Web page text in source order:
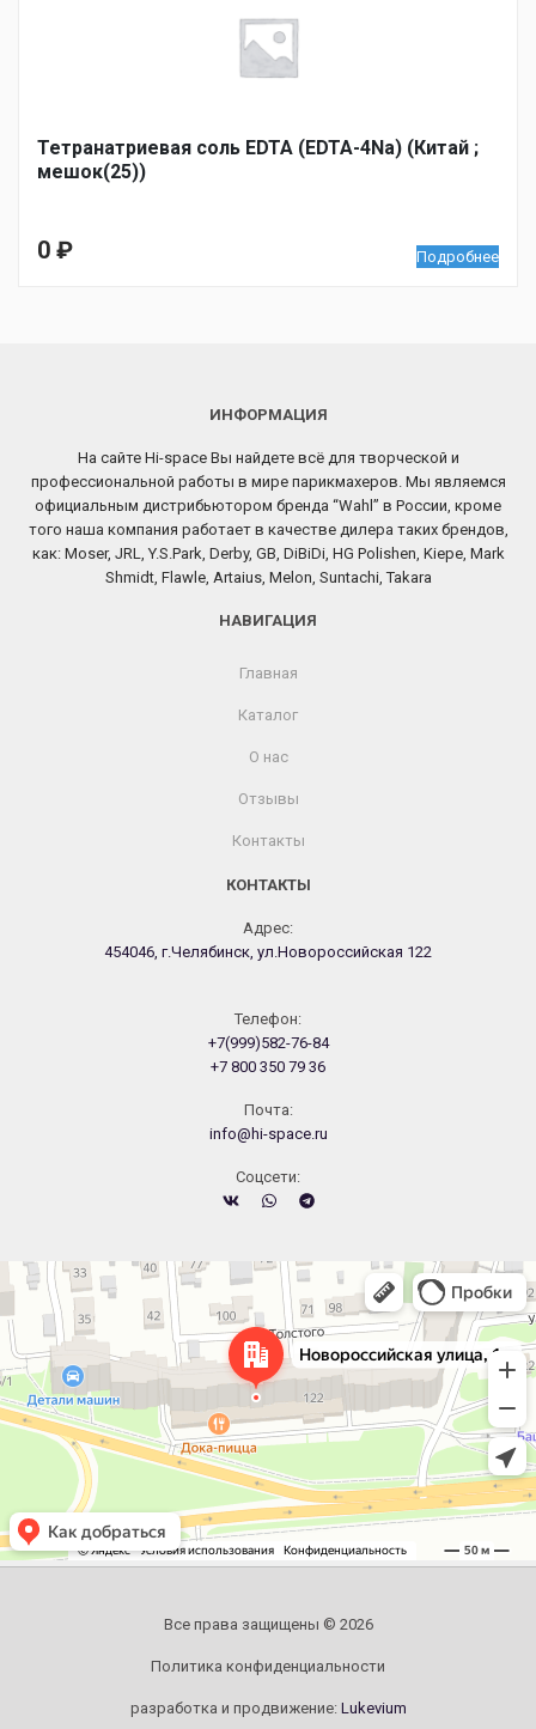
Тетранатриевая соль EDTA (EDTA-4Na) (Китай ;
мешок(25))
0 ₽ Подробнее
ИНФОРМАЦИЯ
На сайте Hi-space Вы найдете всё для творческой и
профессиональной работы в мире парикмахеров. Мы являемся
официальным дистрибьютором бренда “Wahl” в России, кроме
того наша компания работает в качестве дилера таких брендов,
как: Moser, JRL, Y.S.Park, Derby, GB, DiBiDi, HG Polishen, Kiepe, Mark
Shmidt, Flawle, Artaius, Melon, Suntachi, Takara
НАВИГАЦИЯ
Главная
Каталог
О нас
Отзывы
Контакты
КОНТАКТЫ
Адрес:
454046, г.Челябинск, ул.Новороссийская 122
Телефон:
+7(999)582-76-84
+7 800 350 79 36
Почта:
info@hi-space.ru
Cоцсети:
Челябинск
Новороссийская улица, 122 — Яндекс.Карты
Все права защищены © 2026
Политика конфиденциальности
разработка и продвижение: Lukevium